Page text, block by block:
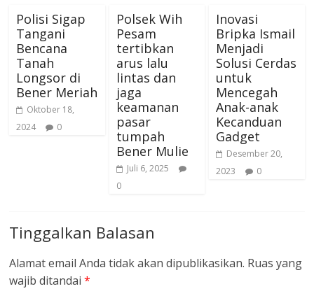
Polisi Sigap
Tangani
Bencana
Tanah
Longsor di
Bener Meriah
Oktober 18,
2024
0
Polsek Wih
Pesam
tertibkan
arus lalu
lintas dan
jaga
keamanan
pasar
tumpah
Bener Mulie
Juli 6, 2025
0
Inovasi
Bripka Ismail
Menjadi
Solusi Cerdas
untuk
Mencegah
Anak-anak
Kecanduan
Gadget
Desember 20,
2023
0
Tinggalkan Balasan
Alamat email Anda tidak akan dipublikasikan. Ruas yang
wajib ditandai*